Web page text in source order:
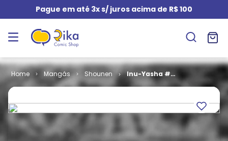
Pague em até 3x s/ juros acima de R$ 100
Mangás Shounen
Inu-Yasha #